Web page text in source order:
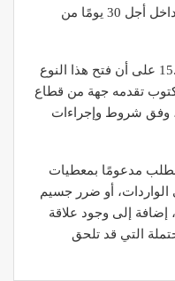
الأطراف المعنية لتقديم ملاحظاتهم داخل أجل 30 يومًا من
وتنص المادة 55 من القانون رقم 15.09 على أن فتح هذا النوع
تقدمه جهة من قطاع
وفق شروط وإجراءات
مدعومًا بمعطيات
الواردات، أو ضرر جسيم
إضافة إلى وجود علاقة
التي قد تلحق